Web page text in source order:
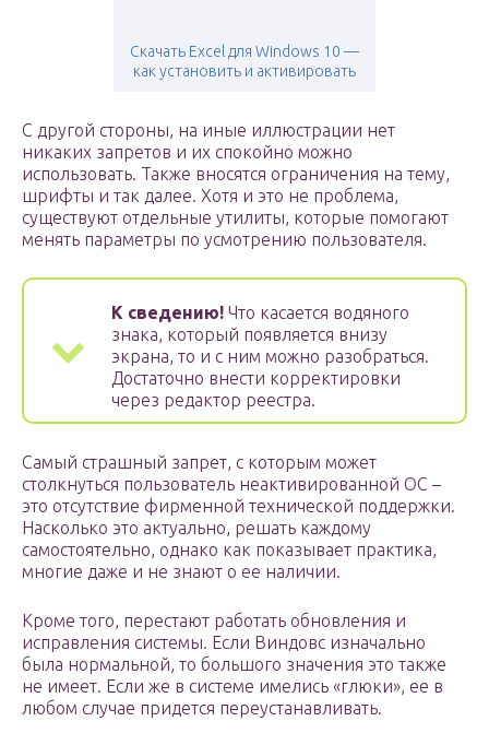
Скачать Excel для Windows 10 —
как установить и активировать
С другой стороны, на иные иллюстрации нет
никаких запретов и их спокойно можно
использовать. Также вносятся ограничения на тему,
шрифты и так далее. Хотя и это не проблема,
существуют отдельные утилиты, которые помогают
менять параметры по усмотрению пользователя.
К сведению! Что касается водяного
знака, который появляется внизу
экрана, то и с ним можно разобраться.
Достаточно внести корректировки
через редактор реестра.
Самый страшный запрет, с которым может
столкнуться пользователь неактивированной ОС –
это отсутствие фирменной технической поддержки.
Насколько это актуально, решать каждому
самостоятельно, однако как показывает практика,
многие даже и не знают о ее наличии.
Кроме того, перестают работать обновления и
исправления системы. Если Виндовс изначально
была нормальной, то большого значения это также
не имеет. Если же в системе имелись «глюки», ее в
любом случае придется переустанавливать.